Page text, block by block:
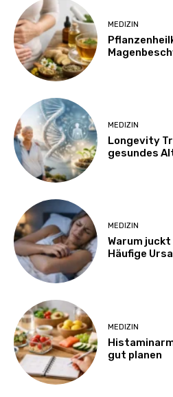
MEDIZIN
MEDIZIN
Longevity
gesundes
MEDIZIN
Warum
Häufige
MEDIZIN
gut planen